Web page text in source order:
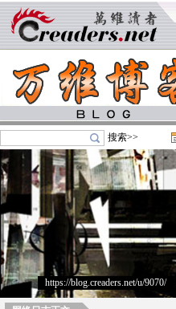
搜索>>
https://blog.creaders.net/u/9070/>